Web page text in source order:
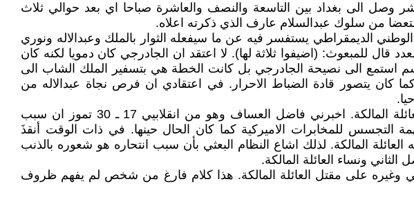
وصل الى بغداد بين التاسعة والنصف والعاشرة صباحا اي بعد حوالي ثلاث
من سلوك عبدالسلام عارف الذي ذكرته اعلاه.
الديمقراطي يستفسر فيه عن ما سيفعله الثوار بالملك وعبدالاله ونوري
للمبعوث: (اضيفوا ثلاثة لها). لا اعتقد ان الجادرجي كان دمويا لكنه كان
استمع الى نصيحة الجادرجي بل كانت الخطة هي بتسفير الملك الشاب الى
كما كان يتصور قادة الضباط الاحرار. في اعتقادي ان فرص نجاة عبدالاله من
لم ينتحر عبدالستار العبوسي عام 1970 بسبب ما عاناه من صعوبات نفسية لتحمله مسؤولية قتل العائلة المالكة. اخبرني فاضل العساف وهو من انقلابيي 17 ـ 30 تموز ان سبب
التجسس للمخابرات الاميركية كما كان الحال حينها. في ذات الوقت أنقذَ
المالكة. لذلك اشاع النظام البعثي بأن سبب انتحاره هو شعوره بالذنب
ونساء العائلة المالكة.
وغيره على مقتل العائلة المالكة. هذا كلام فارغ من شخص لم يفهم ظروف